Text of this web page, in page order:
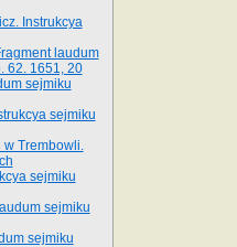
Instrukcya
laudum
62. 1651, 20
sejmiku
sejmiku
w Trembowli.
sejmiku
sejmiku
sejmiku